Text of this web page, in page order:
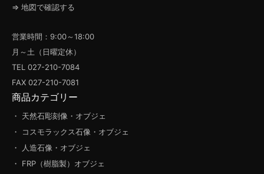
⇒ 地図で確認する
営業時間：9:00～18:00
月～土（日曜定休）
TEL 027-210-7084
FAX 027-210-7081
商品カテゴリー
・ 天然石彫刻像・オブジェ
・ コスモラックス石像・オブジェ
・ 人造石像・オブジェ
・ FRP（樹脂製）オブジェ